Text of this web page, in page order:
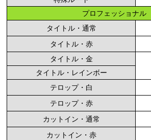
プロフェッショナル
タイトル・通常
タイトル・赤
タイトル・金
タイトル・レインボー
テロップ・白
テロップ・赤
カットイン・通常
カットイン・赤